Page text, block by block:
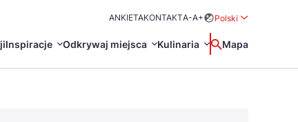
ANKIETAKONTAKTA-A+
Polski
Inspiracje Odkrywaj miejsca Kulinaria Wyszukaj
Mapa